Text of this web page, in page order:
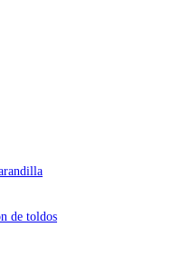
de toldos